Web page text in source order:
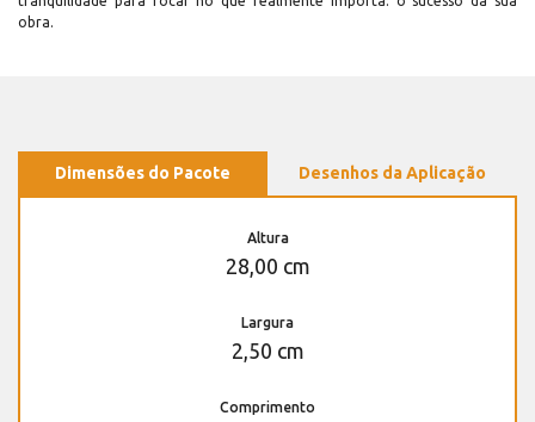
obra.
Dimensões do Pacote Desenhos da Aplicação
Altura
28,00 cm
Largura
2,50 cm
Comprimento